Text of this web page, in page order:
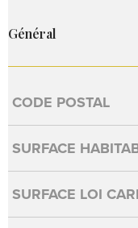
Général
Caractérisque Valeurs
CODE POSTAL
SURFACE
SURFACE LOI